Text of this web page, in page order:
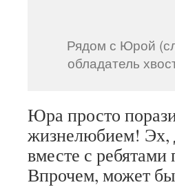
Рядом с Юрой
обладатель
Юра просто
жизнелюбием! Эх,
вместе с
Впрочем, может